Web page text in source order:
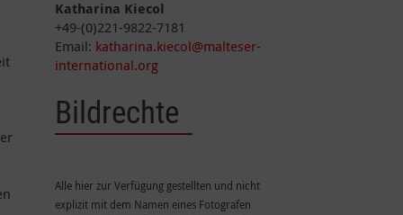
Katharina Kiecol
+49-(0)221-9822-7181
Email: katharina.kiecol@malteser-
international.org
Bildrechte
Alle hier zur Verfügung gestellten und nicht
explizit mit dem Namen eines Fotografen